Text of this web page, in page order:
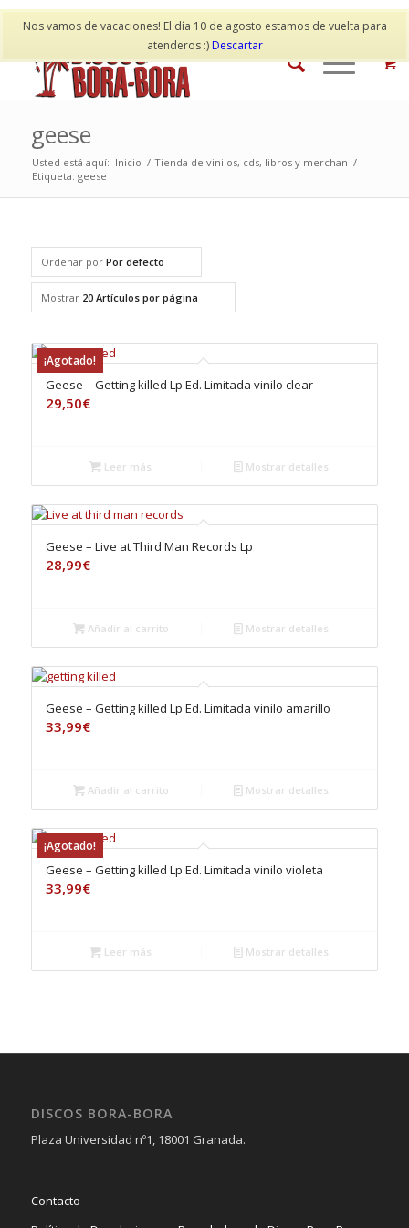
Nos vamos de vacaciones! El día 10 de agosto estamos de vuelta para
atenderos :)Descartar
Mi cuenta Contacto
geese
Usted está aquí: Inicio / Tienda de vinilos, cds, libros y merchan /
Etiqueta: geese
Ordenar por Por defecto
Mostrar 20 Artículos por página
¡Agotado!
Geese – Getting killed Lp Ed. Limitada vinilo clear
29,50€
Leer más Mostrar detalles
Geese – Live at Third Man Records Lp
28,99€
Añadir al carrito Mostrar detalles
Geese – Getting killed Lp Ed. Limitada vinilo amarillo
33,99€
Añadir al carrito Mostrar detalles
¡Agotado!
Geese – Getting killed Lp Ed. Limitada vinilo violeta
33,99€
Leer más Mostrar detalles
DISCOS BORA-BORA
Plaza Universidad nº1, 18001 Granada.
Contacto